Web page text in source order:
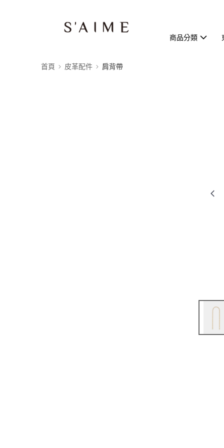
商品分類
首頁 皮革配件 肩背帶